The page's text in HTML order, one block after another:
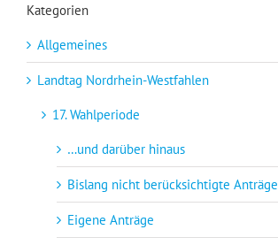
Kategorien
Allgemeines
Landtag Nordrhein-Westfahlen
17. Wahlperiode
…und darüber hinaus
Bislang nicht berücksichtigte Anträge
Eigene Anträge